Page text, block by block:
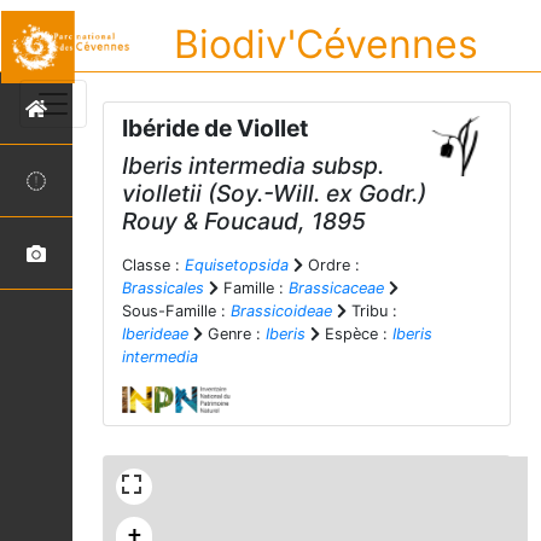
Biodiv'Cévennes
Ibéride de Viollet
Iberis intermedia subsp.
violletii (Soy.-Will. ex Godr.)
Rouy & Foucaud, 1895
Classe : Equisetopsida
Ordre :
Brassicales
Famille : Brassicaceae
Sous-Famille : Brassicoideae
Tribu :
Iberideae
Genre : Iberis Espèce : Iberis
intermedia
+